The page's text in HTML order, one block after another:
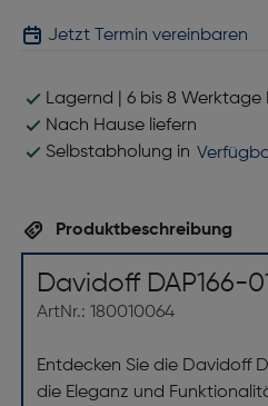
Jetzt Termin vereinbaren
Lagernd | 6 bis 8 Werktage
Nach Hause liefern
Selbstabholung in
Produktbeschreibung
Davidoff DAP166-
ArtNr.: 180010064
Entdecken Sie die Davidoff
die Eleganz und